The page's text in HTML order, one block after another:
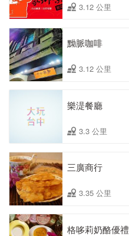
3.12 公里
黝脈咖啡
3.12 公里
樂湜餐廳
3.3 公里
三廣商行
3.35 公里
格哆莉奶酪優禮